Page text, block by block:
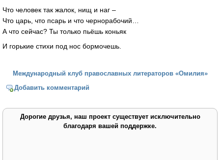
Что человек так жалок, нищ и наг –
Что царь, что псарь и что чернорабочий…
А что сейчас? Ты только пьёшь коньяк
И горькие стихи под нос бормочешь.
Международный клуб православных литераторов «Омилия»
Добавить комментарий
Дорогие друзья, наш проект существует исключительно
благодаря вашей поддержке.